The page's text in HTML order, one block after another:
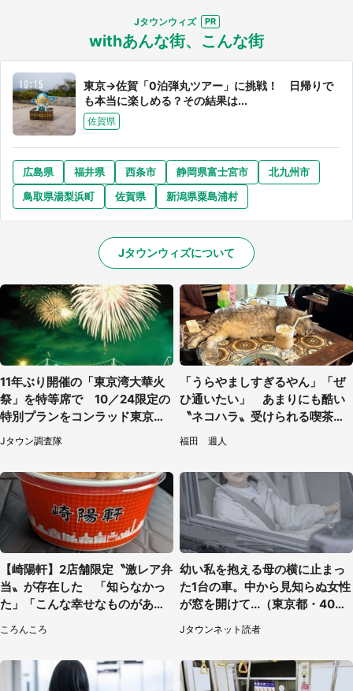
Jタウンウィズ
withあんな街、こんな街
東京→佐賀「0泊弾丸ツアー」に挑戦！ 日帰りで
も本当に楽しめる？その結果は...
佐賀県
広島県 福井県 西条市 静岡県富士宮市
北九州市
鳥取県湯梨浜町
佐賀県 新潟県粟島浦村
Jタウンウィズについて
11年ぶり開催の「東京湾大華火
祭」を特等席で 10／24限定の
特別プランをコンラッド東京が
販売【8／3～10／16】
Jタウン調査隊
「うらやましすぎるやん」「ぜ
ひ通いたい」 あまりにも酷い
〝ネコハラ〟受けられる喫茶店
に5.3万人驚がく
福田 週人
【崎陽軒】2店舗限定〝激レア弁
当〟が存在した 「知らなかっ
た」「こんな幸せなものがあっ
ころんころ
幼い私を抱える母の横に止まっ
た1台の車。中から見知らぬ女性
が窓を開けて...（東京都・40代
Jタウンネット読者